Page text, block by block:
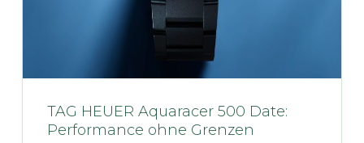
TAG HEUER Aquaracer 500 Date:
Performance ohne Grenzen